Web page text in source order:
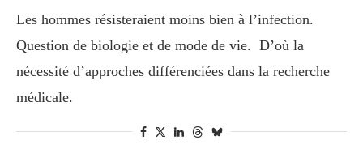
Les hommes résisteraient moins bien à l’infection.
Question de biologie et de mode de vie. D’où la
nécessité d’approches différenciées dans la recherche
médicale.